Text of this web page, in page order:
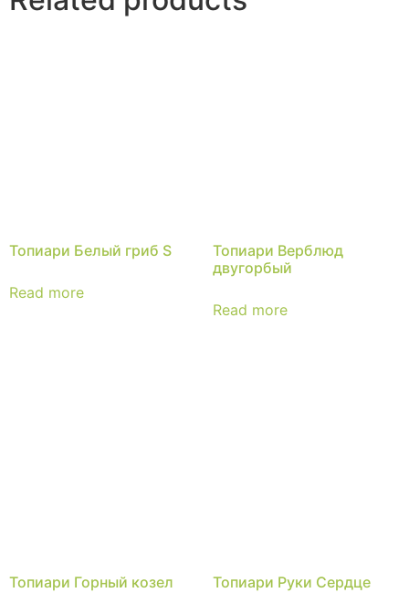
Топиари Белый гриб S
Read more
Топиари Верблюд
двугорбый
Read more
Топиари Горный козел Топиари Руки Сердце